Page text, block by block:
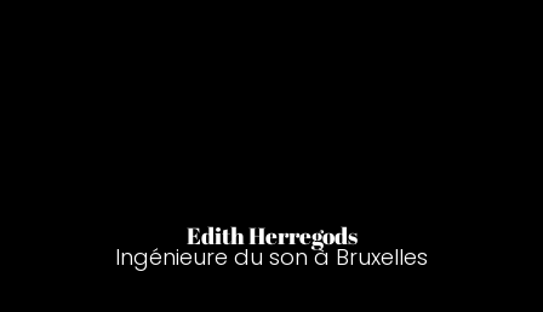
Edith Herregods
Ingénieure du son à Bruxelles